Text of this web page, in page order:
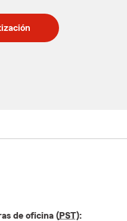
de oficina (PST):